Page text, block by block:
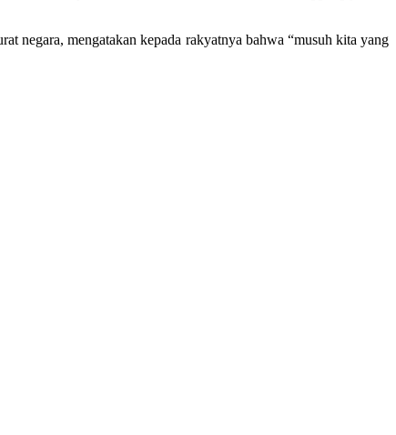
negara, mengatakan kepada rakyatnya bahwa “musuh kita yang